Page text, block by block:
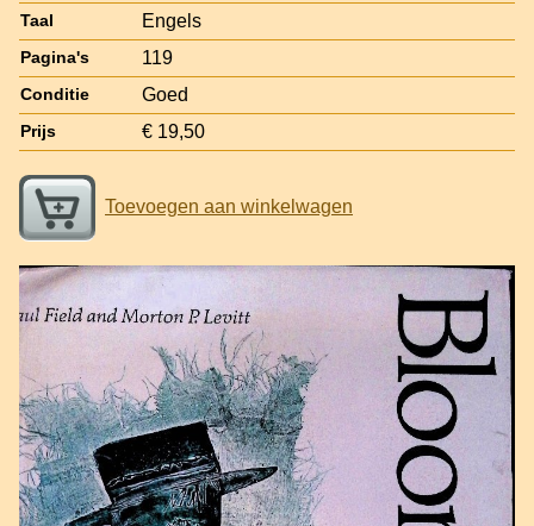
Taal Engels
Pagina's 119
Conditie Goed
Prijs € 19,50
Toevoegen aan winkelwagen